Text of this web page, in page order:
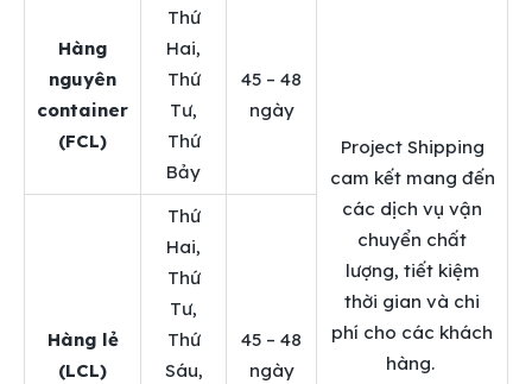
Hàng
nguyên
container
(FCL)
Thứ
Hai,
Thứ
Tư,
Thứ
Bảy
45 – 48
ngày
Project Shipping
cam kết mang đến
các dịch vụ vận
chuyển chất
lượng, tiết kiệm
thời gian và chi
phí cho các khách
hàng.
Hàng lẻ
(LCL)
Thứ
Hai,
Thứ
Tư,
Thứ
Sáu,
45 – 48
ngày